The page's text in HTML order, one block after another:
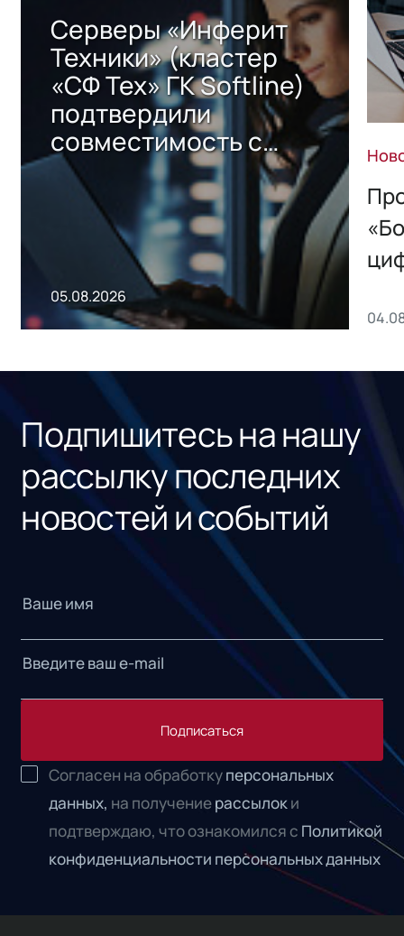
Серверы «Инферит
Техники» (кластер
«СФ Тех» ГК Softline)
подтвердили
совместимость с
решением Sharx
Storage 2.x для
хранения данных
05.08.2026
Подпишитесь на нашу
рассылку последних
новостей и событий
Подписаться
Согласен на обработкуперсональных
данных, на получениерассылоки
подтверждаю, что ознакомился с Политикой
конфиденциальности персональных данных